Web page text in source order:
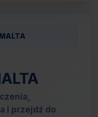
MALTA
i przejdź do